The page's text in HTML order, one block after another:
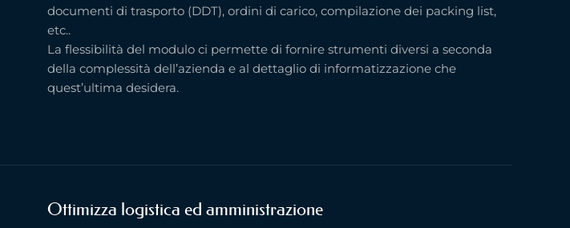
documenti di trasporto (DDT), ordini di carico, compilazione dei packing list,
etc..
La flessibilità del modulo ci permette di fornire strumenti diversi a seconda
della complessità dell’azienda e al dettaglio di informatizzazione che
quest’ultima desidera.
Ottimizza logistica ed amministrazione